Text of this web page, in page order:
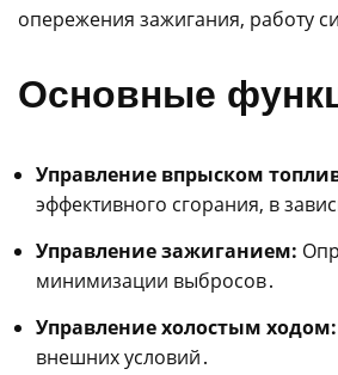
опережения зажигания, работу
Основные
Управление впрыском
эффективного сгорания, в
Управление зажиганием:
минимизации выбросов․
Управление холостым ходом:
внешних условий․